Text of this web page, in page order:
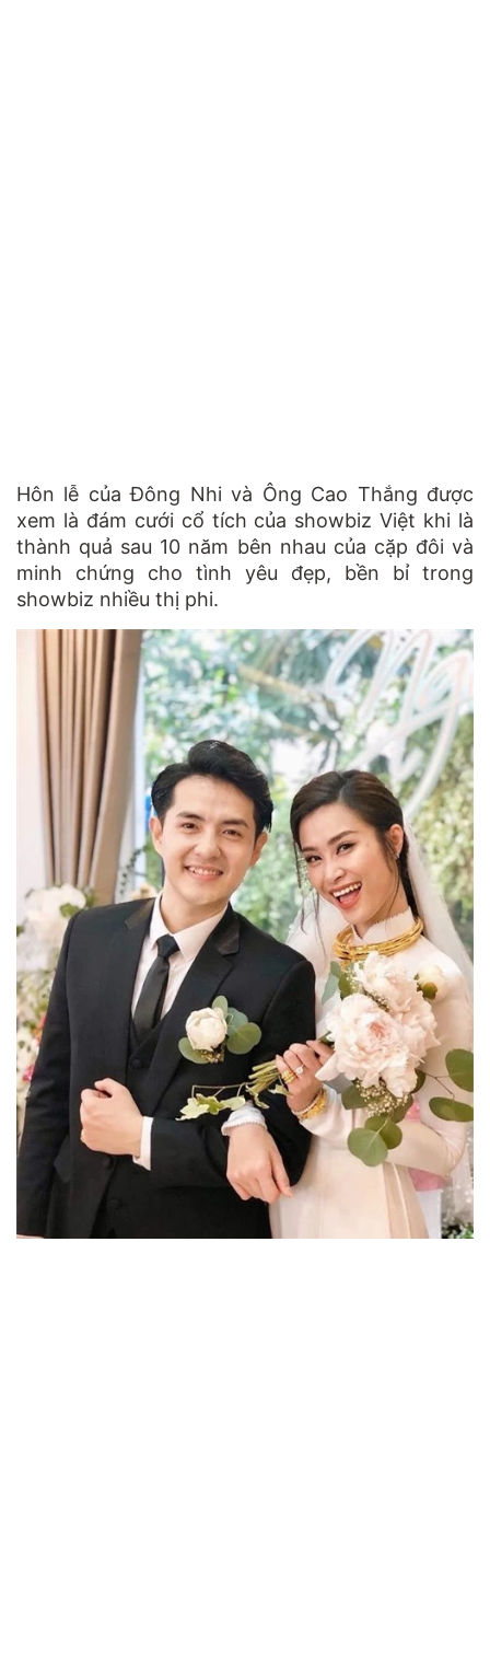
Hôn lễ của Đông Nhi và Ông Cao Thắng được
xem là đám cưới cổ tích của showbiz Việt khi là
thành quả sau 10 năm bên nhau của cặp đôi và
minh chứng cho tình yêu đẹp, bền bỉ trong
showbiz nhiều thị phi.